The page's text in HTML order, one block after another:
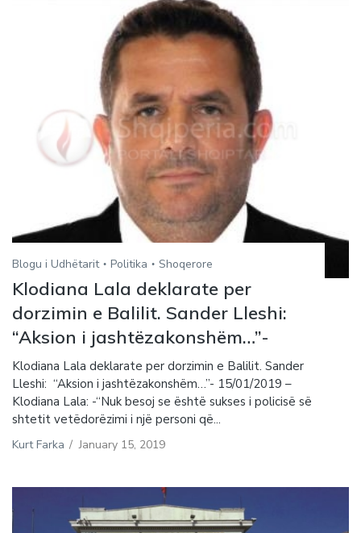
Blogu i Udhëtarit Politika Shoqerore
Klodiana Lala deklarate per
dorzimin e Balilit. Sander Lleshi:
“Aksion i jashtëzakonshëm…”-
Klodiana Lala deklarate per dorzimin e Balilit. Sander
Lleshi: “Aksion i jashtëzakonshëm…”- 15/01/2019 –
Klodiana Lala: -“Nuk besoj se është sukses i policisë së
shtetit vetëdorëzimi i një personi që...
Kurt Farka / January 15, 2019